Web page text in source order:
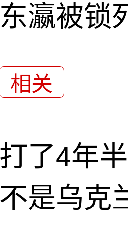
东瀛被锁
相关
打了4年
不是乌克